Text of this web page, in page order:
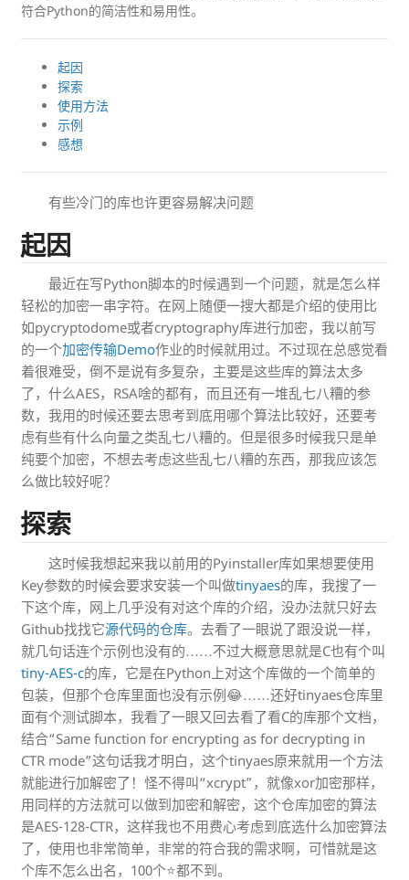
符合Python的简洁性和易用性。
起因
探索
使用方法
示例
感想
有些冷门的库也许更容易解决问题
起因
最近在写Python脚本的时候遇到一个问题，就是怎么样
轻松的加密一串字符。在网上随便一搜大都是介绍的使用比
如pycryptodome或者cryptography库进行加密，我以前写
的一个加密传输Demo作业的时候就用过。不过现在总感觉看
着很难受，倒不是说有多复杂，主要是这些库的算法太多
了，什么AES，RSA啥的都有，而且还有一堆乱七八糟的参
数，我用的时候还要去思考到底用哪个算法比较好，还要考
虑有些有什么向量之类乱七八糟的。但是很多时候我只是单
纯要个加密，不想去考虑这些乱七八糟的东西，那我应该怎
么做比较好呢？
探索
这时候我想起来我以前用的Pyinstaller库如果想要使用
Key参数的时候会要求安装一个叫做tinyaes的库，我搜了一
下这个库，网上几乎没有对这个库的介绍，没办法就只好去
Github找找它源代码的仓库。去看了一眼说了跟没说一样，
就几句话连个示例也没有的……不过大概意思就是C也有个叫
tiny-AES-c的库，它是在Python上对这个库做的一个简单的
包装，但那个仓库里面也没有示例😂……还好tinyaes仓库里
面有个测试脚本，我看了一眼又回去看了看C的库那个文档，
结合“Same function for encrypting as for decrypting in
CTR mode”这句话我才明白，这个tinyaes原来就用一个方法
就能进行加解密了！怪不得叫“xcrypt”，就像xor加密那样，
用同样的方法就可以做到加密和解密，这个仓库加密的算法
是AES-128-CTR，这样我也不用费心考虑到底选什么加密算法
了，使用也非常简单，非常的符合我的需求啊，可惜就是这
个库不怎么出名，100个⭐都不到。